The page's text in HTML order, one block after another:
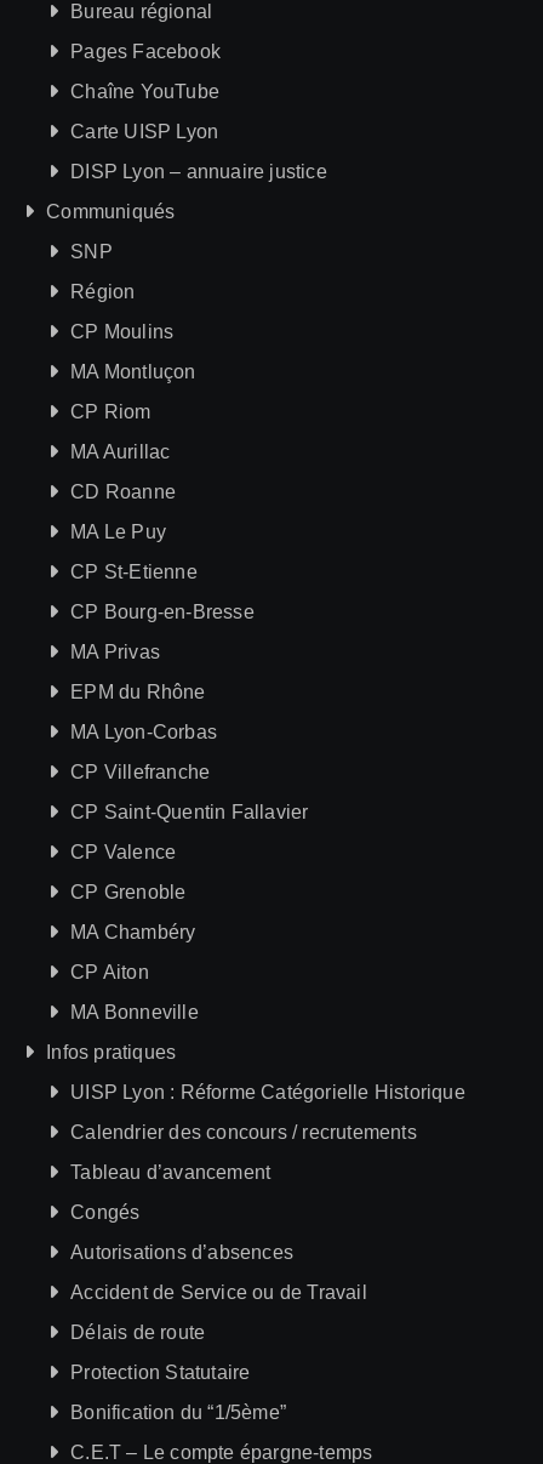
Bureau régional
Pages Facebook
Chaîne YouTube
Carte UISP Lyon
DISP Lyon – annuaire justice
Communiqués
SNP
Région
CP Moulins
MA Montluçon
CP Riom
MA Aurillac
CD Roanne
MA Le Puy
CP St-Etienne
CP Bourg-en-Bresse
MA Privas
EPM du Rhône
MA Lyon-Corbas
CP Villefranche
CP Saint-Quentin Fallavier
CP Valence
CP Grenoble
MA Chambéry
CP Aiton
MA Bonneville
Infos pratiques
UISP Lyon : Réforme Catégorielle Historique
Calendrier des concours / recrutements
Tableau d’avancement
Congés
Autorisations d’absences
Accident de Service ou de Travail
Délais de route
Protection Statutaire
Bonification du “1/5ème”
C.E.T – Le compte épargne-temps